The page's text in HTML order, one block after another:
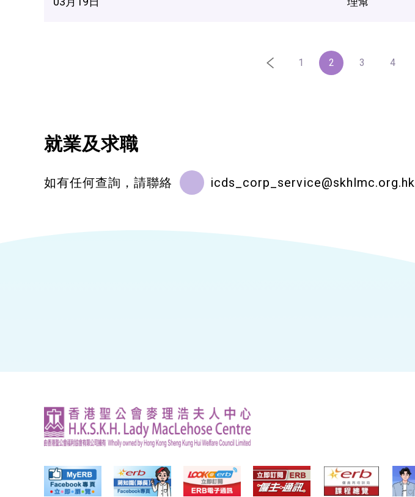
1 2 3 4
就業及求職
如有任何查詢，請聯絡 icds_corp_service@skhlmc.org.hk